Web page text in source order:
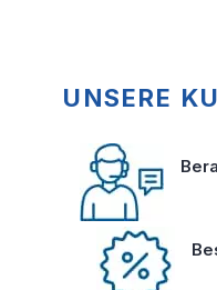
UNSERE